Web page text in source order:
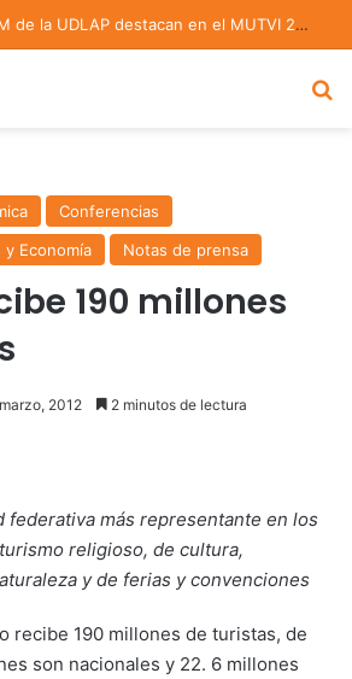
Estudiantes STEM de la UDLAP destacan en el MUTVI 2026
Conferencias
y Economía
Notas de prensa
190 millones
2012 2 minutos de lectura
federativa más representante en los
religioso, de cultura,
y de ferias y convenciones
recibe 190 millones de turistas, de
son nacionales y 22. 6 millones